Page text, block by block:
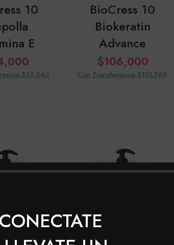
10
E
$23,040
BioCress 10
Biokeratin
Advance
$106,000
Con Transferencia $101,760